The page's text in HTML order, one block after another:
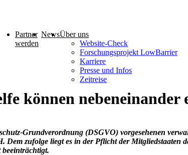
Partner
werden
NewsÜber uns
Website-Check
Forschungsprojekt LowBarrier
Karriere
Presse und Infos
Zeitreise
können nebeneinander
Grund­ver­ord­nung (DSGVO) vor­ge­se­he­nen
zufolge liegt es in der Pflicht der Mit­glied­staa­ten